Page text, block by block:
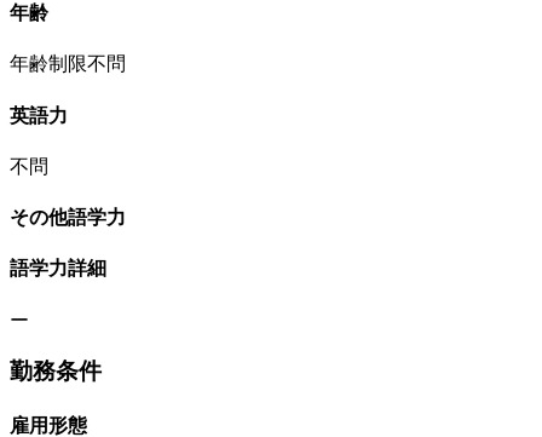
年齢
年齢制限不問
英語力
不問
その他語学力
語学力詳細
ー
勤務条件
雇用形態